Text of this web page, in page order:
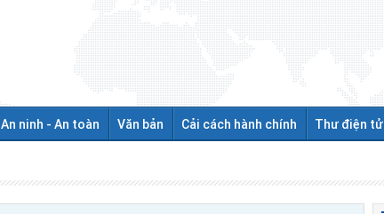
An ninh - An toàn Văn bản Cải cách hành chính Thư điện tử